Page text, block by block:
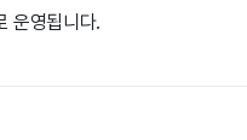
운영됩니다.